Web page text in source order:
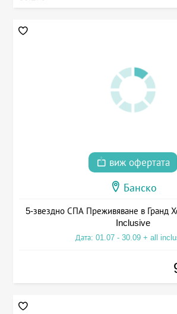
виж офертата
Банско
5-звездно СПА Преживяване в Гранд
Inclusive
Дата: 01.07 - 30.09 + all